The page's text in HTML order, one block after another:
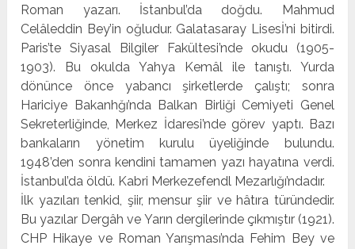
Roman yazarı. İstanbul’da doğdu. Mahmud
Celâleddin Bey’in oğludur. Galatasaray Lisesİ’ni bitirdi.
Paris’te Siya­sal Bilgiler Fakültesi’nde okudu (1905-
1903). Bu okulda Yah­ya Kemâl ile tanıştı. Yurda
dönünce önce yabancı şirket­lerde çalıştı; sonra
Hariciye Bakanhğı’nda Balkan Birliği Cemiyeti Genel
Sekreterliğinde, Merkez İdaresi’nde görev yaptı. Bazı
bankaların yönetim kurulu üyeliğinde bulundu.
1948’den sonra kendini tamamen yazı hayatına verdi.
İstan­bul’da öldü. Kabri Merkezefendl Mezarlığı’ndadır.
İlk yazıları tenkid, şiir, mensur şiir ve hâtıra türündedir.
Bu yazılar Dergâh ve Yarın dergilerinde çıkmıştır (1921).
CHP Hikaye ve Roman Yarışması’nda Fehim Bey ve